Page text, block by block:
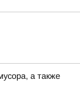
а также